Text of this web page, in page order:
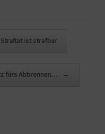
ist strafbar
fürs Abbrennen… →